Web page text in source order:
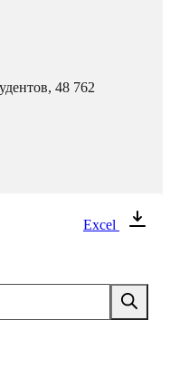
48 762
Excel